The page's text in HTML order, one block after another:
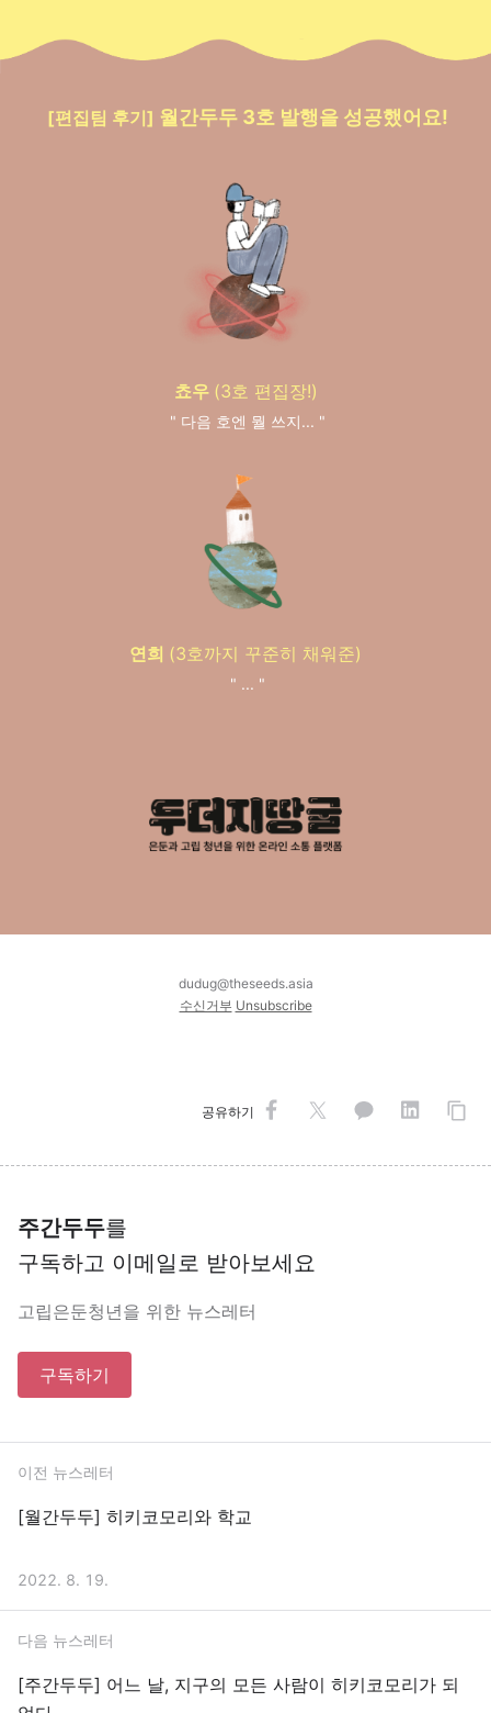
[편집팀 후기] 월간두두 3호 발행을 성공했어요!
쵸우 (3호 편집장!)
" 다음 호엔 뭘 쓰지... "
연희 (3호까지 꾸준히 채워준)
" ... "
dudug@theseeds.asia
수신거부 Unsubscribe
공유하기
주간두두를
구독하고 이메일로 받아보세요
고립은둔청년을 위한 뉴스레터
구독하기
이전 뉴스레터
[월간두두] 히키코모리와 학교
2022. 8. 19.
다음 뉴스레터
[주간두두] 어느 날, 지구의 모든 사람이 히키코모리가 되